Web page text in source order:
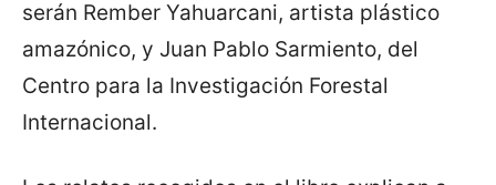
serán Rember Yahuarcani, artista plástico
amazónico, y Juan Pablo Sarmiento, del
Centro para la Investigación Forestal
Internacional.